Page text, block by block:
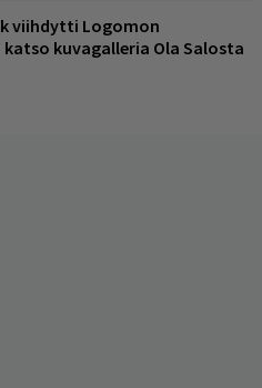
viihdytti Logomon
katso kuvagalleria Ola Salosta